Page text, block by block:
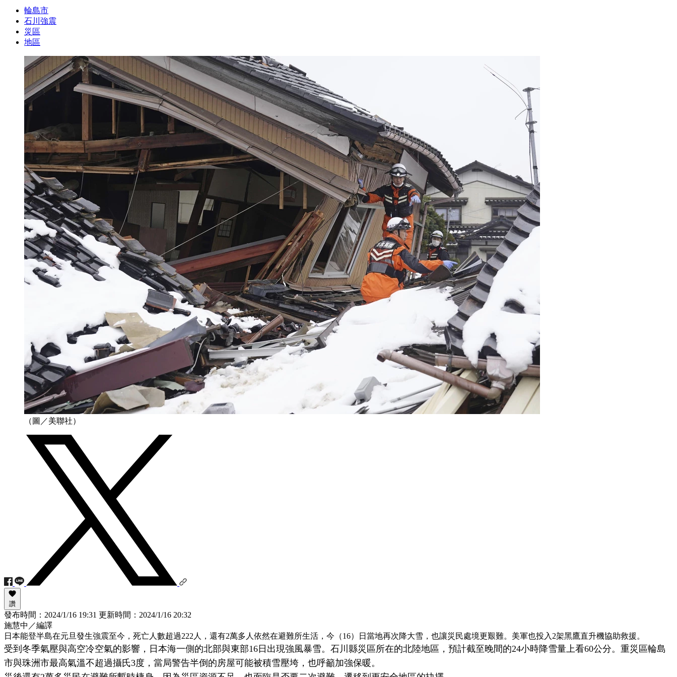
輪島市
石川強震
災區
地區
（圖／美聯社）
讚
發布時間： 2024/1/16 19:31 更新時間： 2024/1/16 20:32
施慧中／編譯
日本能登半島在元旦發生強震至今，死亡人數超過222人，還有2萬多人依然在避難所生活，今（16）日當地再次降大雪，也讓災民處境更艱難。美軍也投入2架黑鷹直升機協助救援。
受到冬季氣壓與高空冷空氣的影響，日本海一側的北部與東部16日出現強風暴雪。石川縣災區所在的北陸地區，預計截至晚間的24小時降雪量上看60公分。重災區輪島
市與珠洲市最高氣溫不超過攝氏3度，當局警告半倒的房屋可能被積雪壓垮，也呼籲加強保暖。